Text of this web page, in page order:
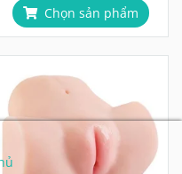
Chọn sản phẩm